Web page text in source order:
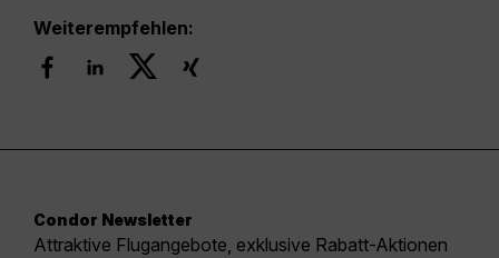
Weiterempfehlen:
Condor Newsletter
Attraktive Flugangebote, exklusive Rabatt-Aktionen